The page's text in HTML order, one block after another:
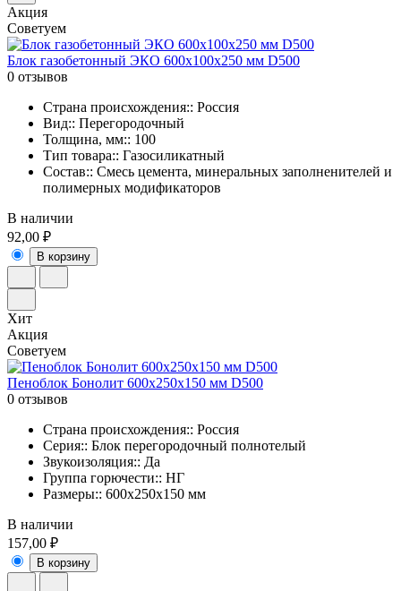
Акция
Советуем
Блок газобетонный ЭКО 600x100x250 мм D500
0 отзывов
Страна происхождения:: Россия
Вид:: Перегородочный
Толщина, мм:: 100
Тип товара:: Газосиликатный
Состав:: Смесь цемента, минеральных заполненителей и
полимерных модификаторов
В наличии
92,00 ₽
В корзину
Хит
Акция
Советуем
Пеноблок Бонолит 600х250х150 мм D500
0 отзывов
Страна происхождения:: Россия
Серия:: Блок перегородочный полнотелый
Звукоизоляция:: Да
Группа горючести:: НГ
Размеры:: 600x250x150 мм
В наличии
157,00 ₽
В корзину